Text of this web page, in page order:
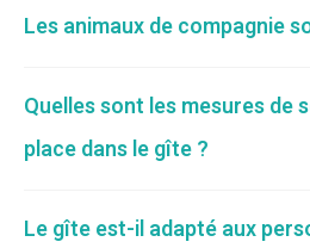
Les animaux de compagnie
Quelles sont les mesures de
place dans le gîte ?
Le gîte est-il adapté aux